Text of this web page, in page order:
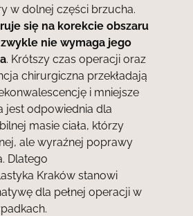
w dolnej części brzucha.
się na korekcie obszaru
nie wymaga jego
. Krótszy czas operacji oraz
chirurgiczna przekładają
i mniejsze
jest odpowiednia dla
masie ciała, którzy
ale wyraźnej poprawy
Dlatego
Kraków stanowi
dla pełnej operacji w